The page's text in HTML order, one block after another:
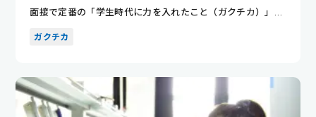
面接で定番の「学生時代に力を入れたこと（ガクチカ）」。
限られた...
ガクチカ